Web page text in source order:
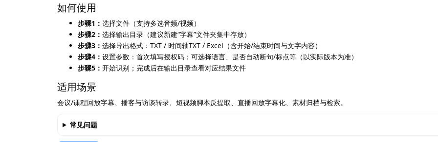
如何使用
步骤1： 选择文件（支持多选音频/视频）
步骤2： 选择输出目录（建议新建“字幕”文件夹集中存放）
步骤3： 选择导出格式：TXT / 时间轴TXT / Excel（含开始/结束时间与文字内容）
步骤4： 设置参数：首次填写授权码；可选择语言、是否自动断句/标点等（以实际版本为准）
步骤5： 开始识别；完成后在输出目录查看对应结果文件
适用场景
会议/课程回放字幕、播客与访谈转录、短视频脚本反提取、直播回放字幕化、素材归档与检索。
常见问题